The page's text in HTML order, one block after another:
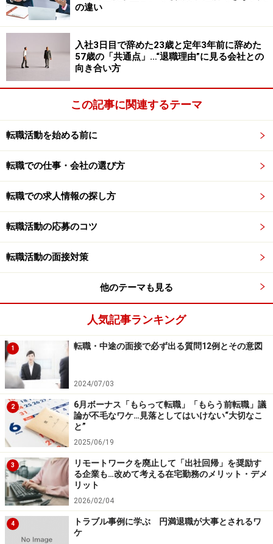
■目黒ではたらく熱血社長のブログ
…エスグラントコーポレーション 杉本社長
■クマガイコム
…GMOインターネット 熊谷社長
■Number7110
…ドリコム 内藤社長
■【略称】丸の内社長ブログ 丸の内で働く社長のフロ
ク
■浜田寿人 映画業界人ブログ
…カフェグルーヴ 浜田社長
赤坂で働く社長ブログ
…ネオキャリア 西澤社長
■
ミーメディアの今日と明日
…インデックスミーメディア山崎社長
■株式会社ネクストソリューションズ 代表取締役社長
久保 和之 社長ブログ
ゲマインシャフト 社長のブログ＠銀座
…ゲマインシャフト 瀧口社長
■ウェブドゥジャパン 社長ブログ
…WebDoJapan 小渕社長
の違い
入社3日目で辞めた23歳と定年3年前に辞めた
57歳の「共通点」…“退職理由”に見る会社との
向き合い方
この記事に関連するテーマ
転職活動を始める前に
転職での仕事・会社の選び方
転職での求人情報の探し方
転職活動の応募のコツ
転職活動の面接対策
他のテーマも見る
人気記事ランキング
1 転職・中途の面接で必ず出る質問12例とその意図
2024/07/03
2
6月ボーナス「もらって転職」「もらう前転職」議
論が不毛なワケ…見落としてはいけない“大切なこ
と”
2025/06/19
3
リモートワークを廃止して「出社回帰」を奨励す
る企業も…改めて考える在宅勤務のメリット・デメ
リット
2026/02/04
4
トラブル事例に学ぶ 円満退職が大事とされるワ
ケ